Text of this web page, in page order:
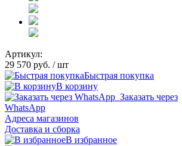
Артикул:
29 570 руб. / шт
Быстрая покупка
В корзину
Заказать через
WhatsApp
Адреса магазинов
Доставка и сборка
В избранное